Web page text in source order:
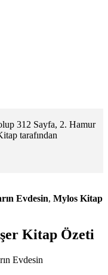
312 Sayfa, 2. Hamur
tarafından
Evdesin, Mylos Kitap
Kitap Özeti
Evdesin